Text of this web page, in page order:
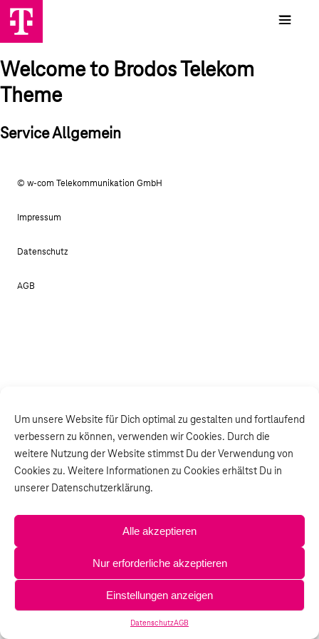
Um unsere Website für Dich optimal zu gestalten und fortlaufend
verbessern zu können, verwenden wir Cookies. Durch die
weitere Nutzung der Website stimmst Du der Verwendung von
Cookies zu. Weitere Informationen zu Cookies erhältst Du in
unserer Datenschutzerklärung.
Alle akzeptieren
Nur erforderliche akzeptieren
Einstellungen anzeigen
DatenschutzAGB
Welcome to Brodos Telekom
Theme
Service Allgemein
© w-com Telekommunikation GmbH
Impressum
Datenschutz
AGB